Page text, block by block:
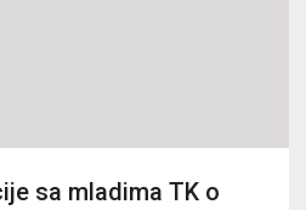
sa mladima TK o